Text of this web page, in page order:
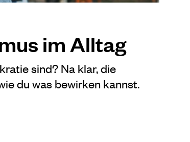
im Alltag
sind? Na klar, die
du was bewirken kannst.